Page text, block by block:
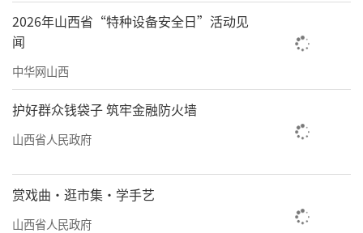
2026年山西省“特种设备安全日”活动见
闻
中华网山西
护好群众钱袋子 筑牢金融防火墙
山西省人民政府
赏戏曲·逛市集·学手艺
山西省人民政府